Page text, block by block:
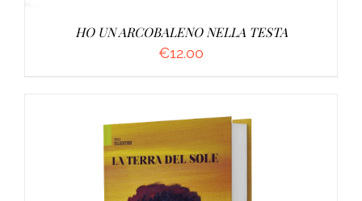
HO UN ARCOBALENO NELLA TESTA
€12.00